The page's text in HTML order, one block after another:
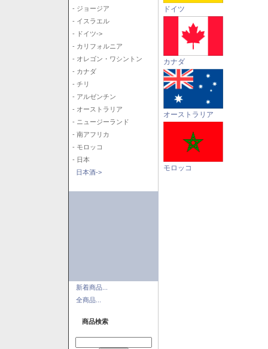
- ジョージア
- イスラエル
- ドイツ->
- カリフォルニア
- オレゴン・ワシントン
- カナダ
- チリ
- アルゼンチン
- オーストラリア
- ニュージーランド
- 南アフリカ
- モロッコ
- 日本
日本酒->
新着商品...
全商品...
商品検索
ドイツ
カナダ
オーストラリア
モロッコ